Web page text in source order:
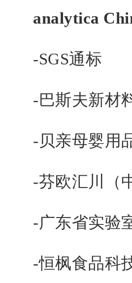
analytica
-SGS通标
-巴斯夫新材料
-贝亲母婴用品
-芬欧汇川（中
-广东省实验室
-恒枫食品科技